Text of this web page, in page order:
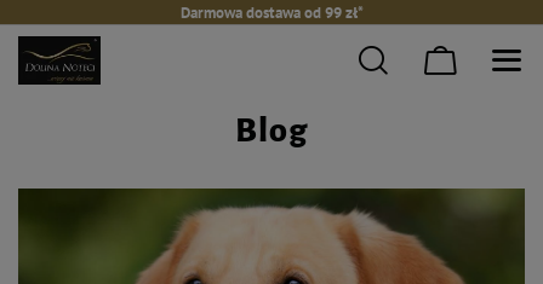
Darmowa dostawa od 99 zł*
Blog